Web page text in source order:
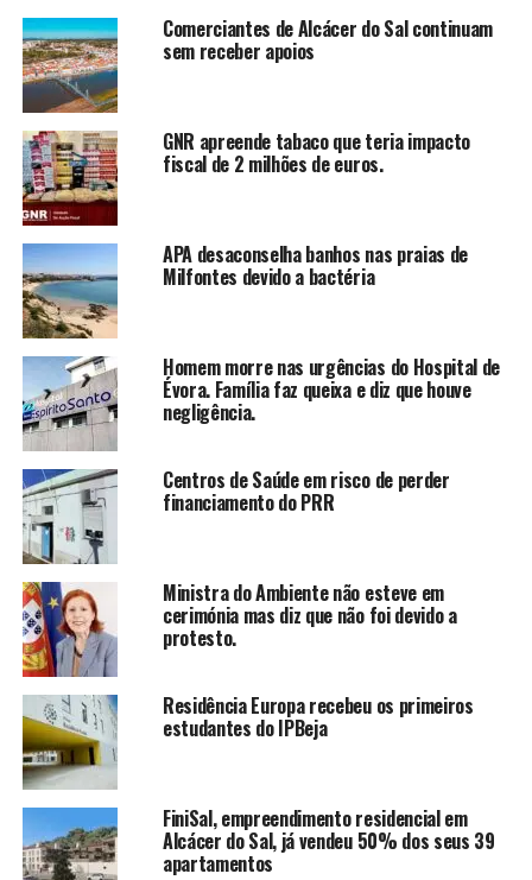
Comerciantes de Alcácer do Sal continuam
sem receber apoios
GNR apreende tabaco que teria impacto
fiscal de 2 milhões de euros.
APA desaconselha banhos nas praias de
Milfontes devido a bactéria
Homem morre nas urgências do Hospital de
Évora. Família faz queixa e diz que houve
negligência.
Centros de Saúde em risco de perder
financiamento do PRR
Ministra do Ambiente não esteve em
cerimónia mas diz que não foi devido a
protesto.
Residência Europa recebeu os primeiros
estudantes do IPBeja
FiniSal, empreendimento residencial em
Alcácer do Sal, já vendeu 50% dos seus 39
apartamentos